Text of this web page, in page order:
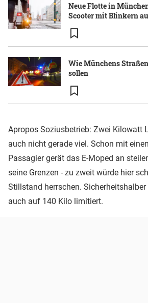
Neue Flotte in
Scooter mit Blinkern
Wie Münchens
sollen
Apropos Soziusbetrieb: Zwei Kilowatt
auch nicht gerade viel. Schon mit
Passagier gerät das E-Moped an
seine Grenzen - zu zweit würde hier
Stillstand herrschen.
auch auf 140 Kilo limitiert.